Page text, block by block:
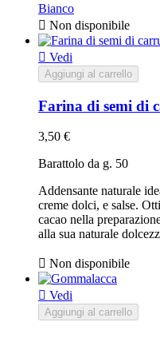
Bianco
 Non disponibile
 Vedi
Aggiungi al carrello
Farina di semi di
3,50 €
Barattolo da g. 50
Addensante naturale
creme dolci, e salse.
cacao nella
alla sua naturale
 Non disponibile
 Vedi
Aggiungi al carrello